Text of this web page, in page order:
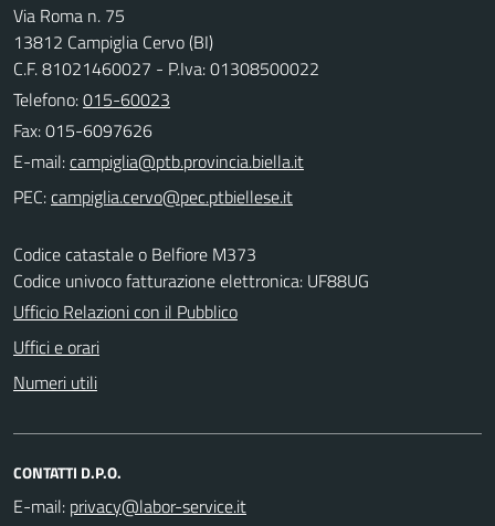
Via Roma n. 75
13812 Campiglia Cervo (BI)
C.F. 81021460027 - P.Iva: 01308500022
Telefono:015-60023
Fax: 015-6097626
E-mail:
PEC:
Codice catastale o Belfiore M373
Codice univoco fatturazione elettronica: UF88UG
Ufficio Relazioni con il Pubblico
Uffici e orari
Numeri utili
CONTATTI D.P.O.
E-mail: